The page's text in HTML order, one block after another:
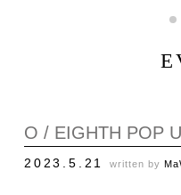
O / EIGHTH POP
2023.5.21 written by